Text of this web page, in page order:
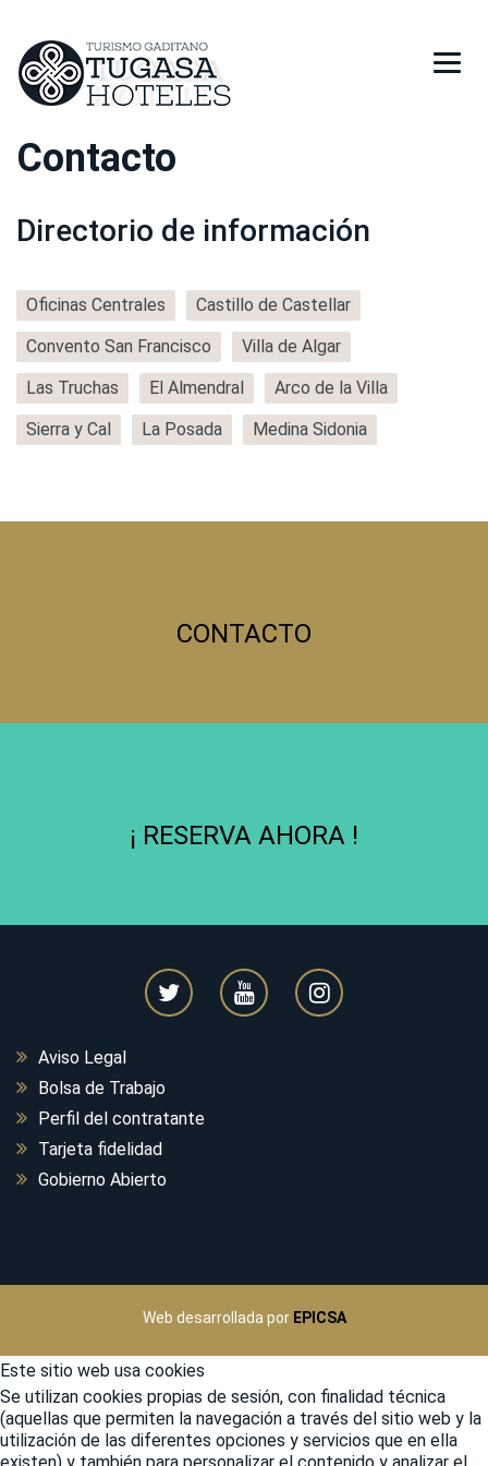
HOTELES
REGALA TUGASA
RESERVAR
Contacto
Directorio de información
Oficinas Centrales
Castillo de Castellar
Convento San Francisco
Villa de Algar
Las Truchas
El Almendral
Arco de la Villa
Sierra y Cal
La Posada Medina Sidonia
CONTACTO
¡ RESERVA AHORA !
Aviso Legal
Bolsa de Trabajo
Perfil del contratante
Tarjeta fidelidad
Gobierno Abierto
Web desarrollada por EPICSA
Este sitio web usa cookies
Se utilizan cookies propias de sesión, con finalidad técnica
(aquellas que permiten la navegación a través del sitio web y la
utilización de las diferentes opciones y servicios que en ella